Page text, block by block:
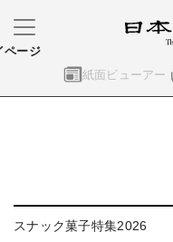
紙面ビューアー
ページ
スナック菓子特集2026